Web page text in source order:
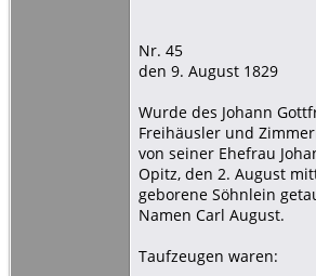
Nr. 45
den 9. August 1829
Wurde des Johann
Freihäusler und
von seiner Ehefrau
Opitz, den 2. August
geborene Söhnlein
Namen Carl August.
Taufzeugen waren: